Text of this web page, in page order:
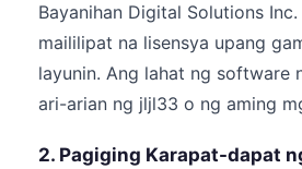
Bayanihan Digital Solutions
maililipat na lisensya upang
layunin. Ang lahat ng software
ari-arian ng jljl33 o ng aming
2. Pagiging Karapat-dapat